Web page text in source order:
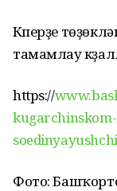
Күперҙе
тамамлау
https://
Фото: